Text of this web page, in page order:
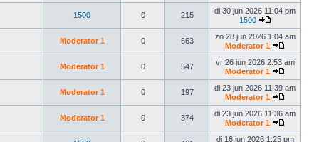
1500 0 215
di 30 jun 2026 11:04 pm
1500
Moderator 1 0 663
zo 28 jun 2026 1:04 am
Moderator 1
Moderator 1 0 547
vr 26 jun 2026 2:53 am
Moderator 1
Moderator 1 0 197
di 23 jun 2026 11:39 am
Moderator 1
Moderator 1 0 374
di 23 jun 2026 11:36 am
Moderator 1
di 16 jun 2026 1:25 pm